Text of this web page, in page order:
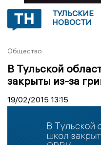
ТУЛЬСКИЕ
НОВОСТИ
Общество
В Тульской
закрыты из-за
19/02/2015 13:15